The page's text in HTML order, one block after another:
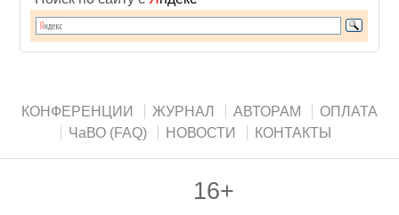
КОНФЕРЕНЦИИ ЖУРНАЛ АВТОРАМ
ОПЛАТА
ЧаВО (FAQ)
НОВОСТИ КОНТАКТЫ
16+